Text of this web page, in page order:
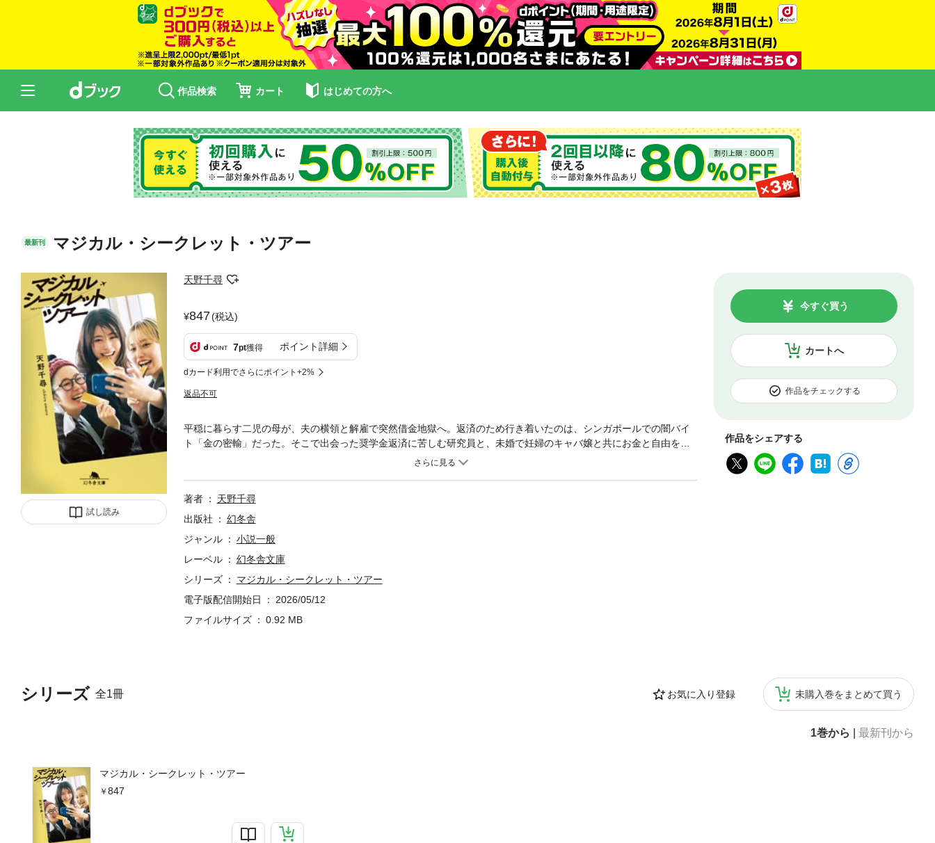
作品検索 カート はじめての方へ
最新刊 マジカル・シークレット・ツアー
試し読み
天野千尋
847(税込)
7pt獲得 ポイント詳細
dカード利用でさらにポイント+2%
返品不可
カートへ
今すぐ買う
作品をチェックする
作品をシェアする
シリーズ 全1冊 お気に入り登録 未購入巻をまとめて買う
1巻から 最新刊から
マジカル・シークレット・ツアー
847
平穏に暮らす二児の母が、夫の横領と解雇で突然借金地獄へ。返済のため行き着いたのは、シンガポールでの闇バイ
ト「金の密輸」だった。そこで出会った奨学金返済に苦しむ研究員と、未婚で妊婦のキャバ嬢と共にお金と自由を手
に入れ、魔法のように煌めく時間を過ごしていたが……。日本で実際に起きた事件に着想を得た、女たちのリベンジ
著者
天野千尋
出版社
幻冬舎
ジャンル
小説一般
レーベル
幻冬舎文庫
シリーズ
マジカル・シークレット・ツアー
電子版配信開始日
2026/05/12
ファイルサイズ
0.92 MB